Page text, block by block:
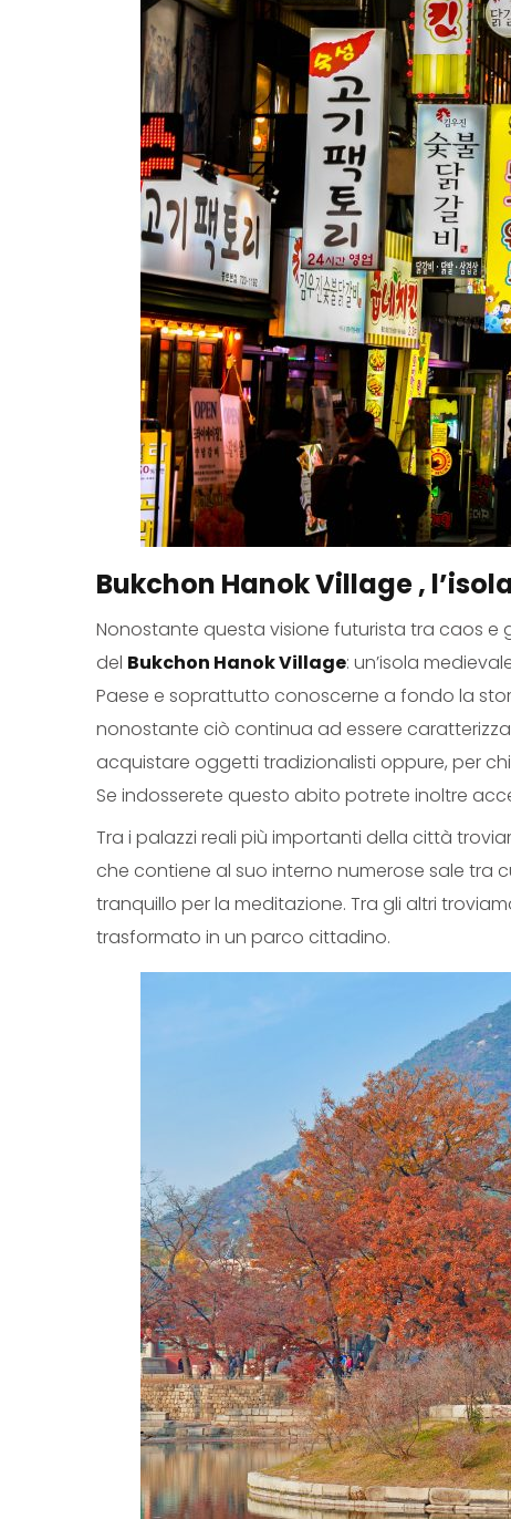
Bukchon Hanok Village,
Nonostante questa visione futurista tra caos e
del Bukchon Hanok Village: un’isola
Paese e soprattutto conoscerne a fondo la
nonostante ciò continua ad essere
acquistare oggetti tradizionalisti oppure, per
Se indosserete questo abito potrete inoltre
Tra i palazzi reali più importanti della città
che contiene al suo interno numerose sale tra
tranquillo per la meditazione. Tra gli altri
trasformato in un parco cittadino.